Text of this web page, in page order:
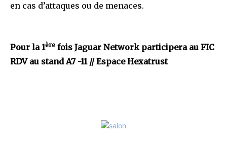
en cas d’attaques ou de menaces.
Pour la 1ère fois Jaguar Network participera au FIC
RDV au stand A7 -11 // Espace Hexatrust